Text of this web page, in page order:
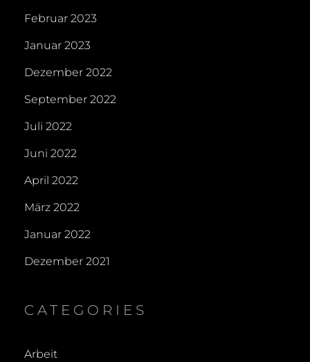
Februar 2023
Januar 2023
Dezember 2022
September 2022
Juli 2022
Juni 2022
April 2022
März 2022
Januar 2022
Dezember 2021
CATEGORIES
Arbeit